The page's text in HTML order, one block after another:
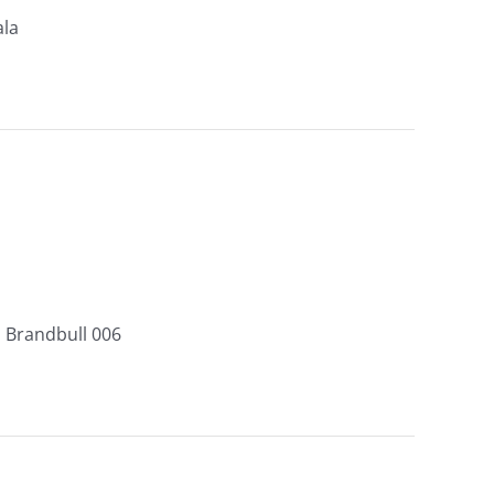
Brandbull 006